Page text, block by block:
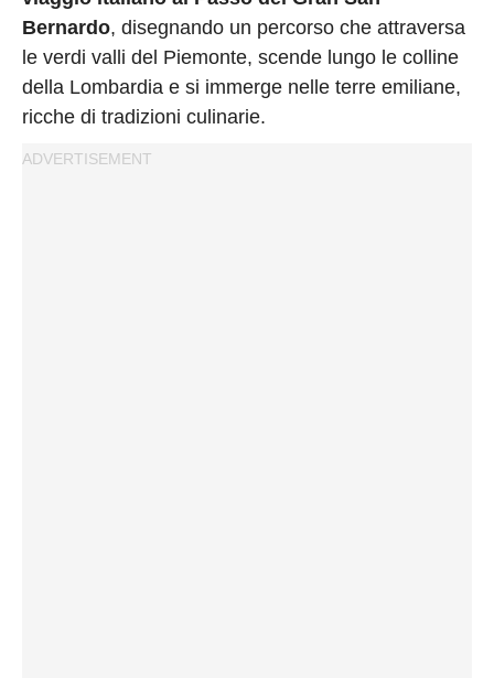
Bernardo, disegnando un percorso che attraversa
le verdi valli del Piemonte, scende lungo le colline
della Lombardia e si immerge nelle terre emiliane,
ricche di tradizioni culinarie.